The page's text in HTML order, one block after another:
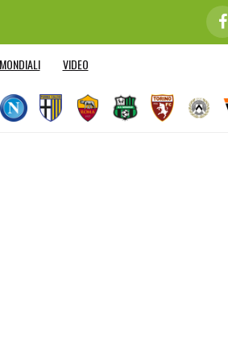
MONDIALI VIDEO